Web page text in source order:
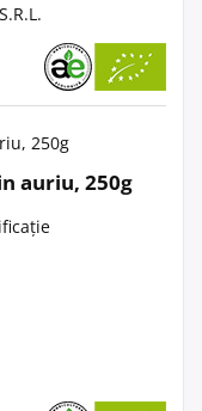
auriu, 250g